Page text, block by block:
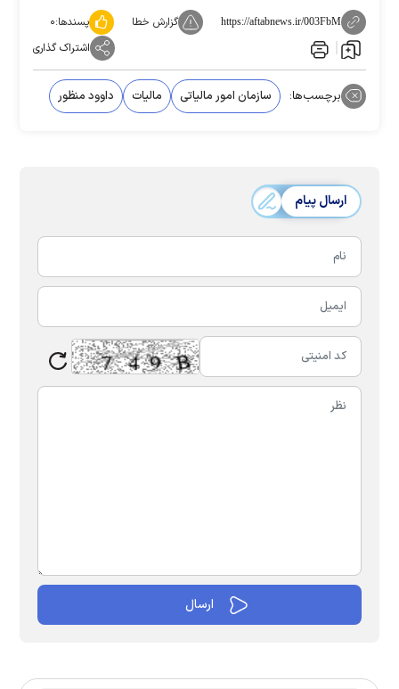
https://aftabnews.ir/003FbM گزارش خطا پسندها:۰
اشتراک گذاری
برچسب‌ها: سازمان امور مالیاتی مالیات داوود منظور
ارسال پیام